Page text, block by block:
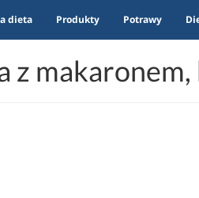
dieta Produkty Potrawy
z